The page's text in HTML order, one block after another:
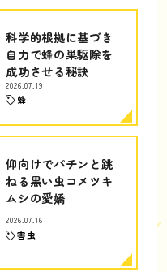
科学的根拠に基づき
自力で蜂の巣駆除を
成功させる秘訣
2026.07.19
蜂
仰向けでパチンと跳
ねる黒い虫コメツキ
ムシの愛嬌
2026.07.16
害虫